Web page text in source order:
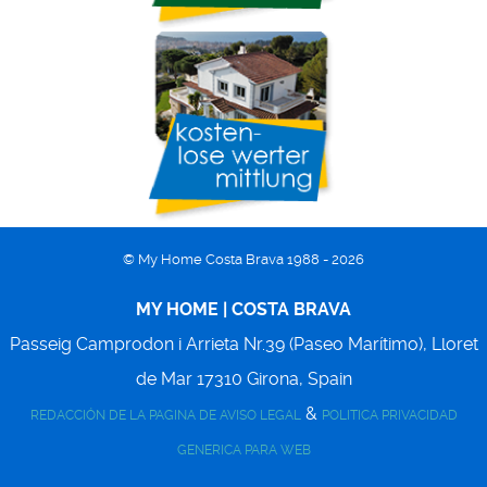
© My Home Costa Brava 1988 - 2026
MY HOME | COSTA BRAVA
Passeig Camprodon i Arrieta Nr.39 (Paseo Marítimo), Lloret
de Mar 17310 Girona, Spain
REDACCIÓN DE LA PAGINA DE AVISO LEGAL & POLITICA PRIVACIDAD
GENERICA PARA WEB